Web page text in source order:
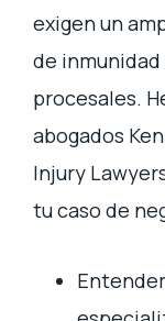
exigen un
de
procesales.
abogados
Injury
tu caso de